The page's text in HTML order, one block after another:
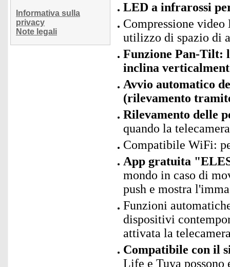
Informativa sulla
privacy
Note legali
LED a infrarossi
Compressione
utilizzo di spazio di
Funzione Pan-Tilt:
inclina
Avvio automatico
(rilevamento
Rilevamento delle
quando la
Compatibile WiFi:
App gratuita
mondo in caso di
push e mostra
Funzioni
dispositivi
attivata la
Compatibile con il
Life e Tuya possono